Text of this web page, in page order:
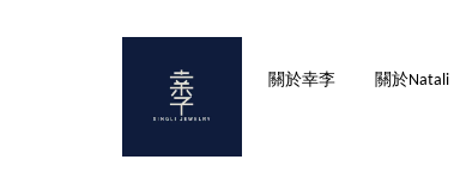
關於幸李 關於Natali